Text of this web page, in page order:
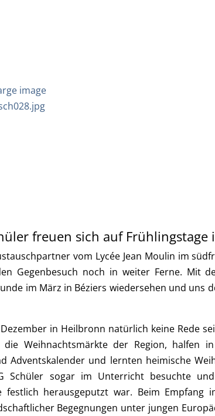
freuen sich auf Frühlingstage
vom Lycée Jean Moulin im
Gegenbesuch noch in weiter Ferne. Mit
im März in Béziers wiedersehen und
in Heilbronn natürlich keine Rede
die Weihnachtsmärkte der Region, halfen
Adventskalender und lernten heimische
Schüler sogar im Unterricht besuchte
festlich herausgeputzt war. Beim
Begegnungen unter jungen